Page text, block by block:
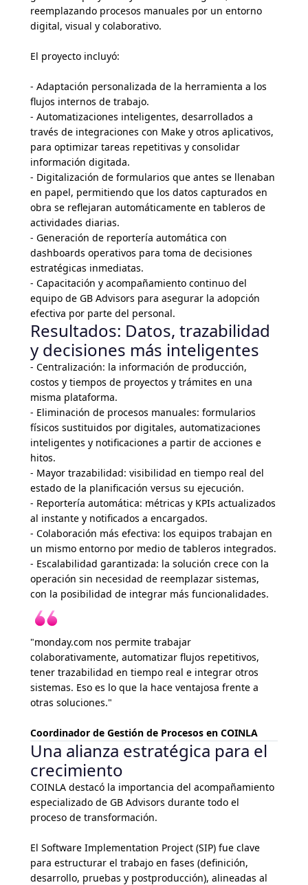
reemplazando procesos manuales por un entorno
digital, visual y colaborativo.
El proyecto incluyó:
- Adaptación personalizada de la herramienta a los
flujos internos de trabajo.
- Automatizaciones inteligentes, desarrollados a
través de integraciones con Make y otros aplicativos,
para optimizar tareas repetitivas y consolidar
información digitada.
- Digitalización de formularios que antes se llenaban
en papel, permitiendo que los datos capturados en
obra se reflejaran automáticamente en tableros de
actividades diarias.
- Generación de reportería automática con
dashboards operativos para toma de decisiones
estratégicas inmediatas.
- Capacitación y acompañamiento continuo del
equipo de GB Advisors para asegurar la adopción
efectiva por parte del personal.
Resultados: Datos, trazabilidad
y decisiones más inteligentes
- Centralización: la información de producción,
costos y tiempos de proyectos y trámites en una
misma plataforma.
- Eliminación de procesos manuales: formularios
físicos sustituidos por digitales, automatizaciones
inteligentes y notificaciones a partir de acciones e
hitos.
- Mayor trazabilidad: visibilidad en tiempo real del
estado de la planificación versus su ejecución.
- Reportería automática: métricas y KPIs actualizados
al instante y notificados a encargados.
- Colaboración más efectiva: los equipos trabajan en
un mismo entorno por medio de tableros integrados.
- Escalabilidad garantizada: la solución crece con la
operación sin necesidad de reemplazar sistemas,
con la posibilidad de integrar más funcionalidades.
"monday.com nos permite trabajar
colaborativamente, automatizar flujos repetitivos,
tener trazabilidad en tiempo real e integrar otros
sistemas. Eso es lo que la hace ventajosa frente a
otras soluciones."
Coordinador de Gestión de Procesos en COINLA
Una alianza estratégica para el
crecimiento
COINLA destacó la importancia del acompañamiento
especializado de GB Advisors durante todo el
proceso de transformación.
El Software Implementation Project (SIP) fue clave
para estructurar el trabajo en fases (definición,
desarrollo, pruebas y postproducción), alineadas al